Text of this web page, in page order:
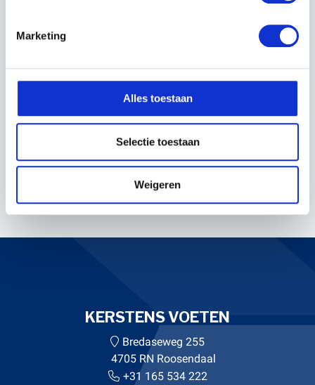
Marketing
Alles toestaan
Selectie toestaan
Weigeren
OMSCHRIJVING
OPRAAPWAGEN IS IN ORDE
EIGENSCHAPPEN
KERSTENS VOETEN
Bredaseweg 255
4705 RN Roosendaal
+31 165 534 222